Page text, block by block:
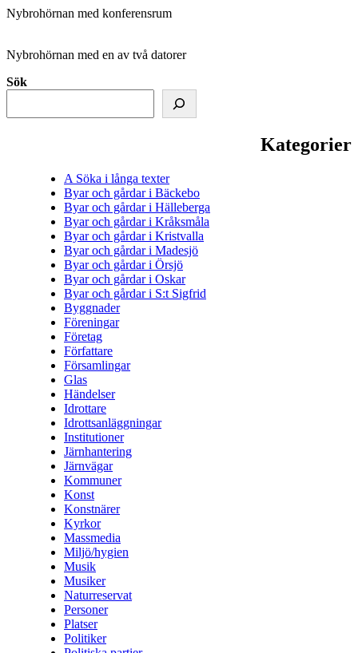
Nybrohörnan med konferensrum
Nybrohörnan med en av två datorer
Sök
Kategorier
A Söka i långa texter
Byar och gårdar i Bäckebo
Byar och gårdar i Hälleberga
Byar och gårdar i Kråksmåla
Byar och gårdar i Kristvalla
Byar och gårdar i Madesjö
Byar och gårdar i Örsjö
Byar och gårdar i Oskar
Byar och gårdar i S:t Sigfrid
Byggnader
Föreningar
Företag
Författare
Församlingar
Glas
Händelser
Idrottare
Idrottsanläggningar
Institutioner
Järnhantering
Järnvägar
Kommuner
Konst
Konstnärer
Kyrkor
Massmedia
Miljö/hygien
Musik
Musiker
Naturreservat
Personer
Platser
Politiker